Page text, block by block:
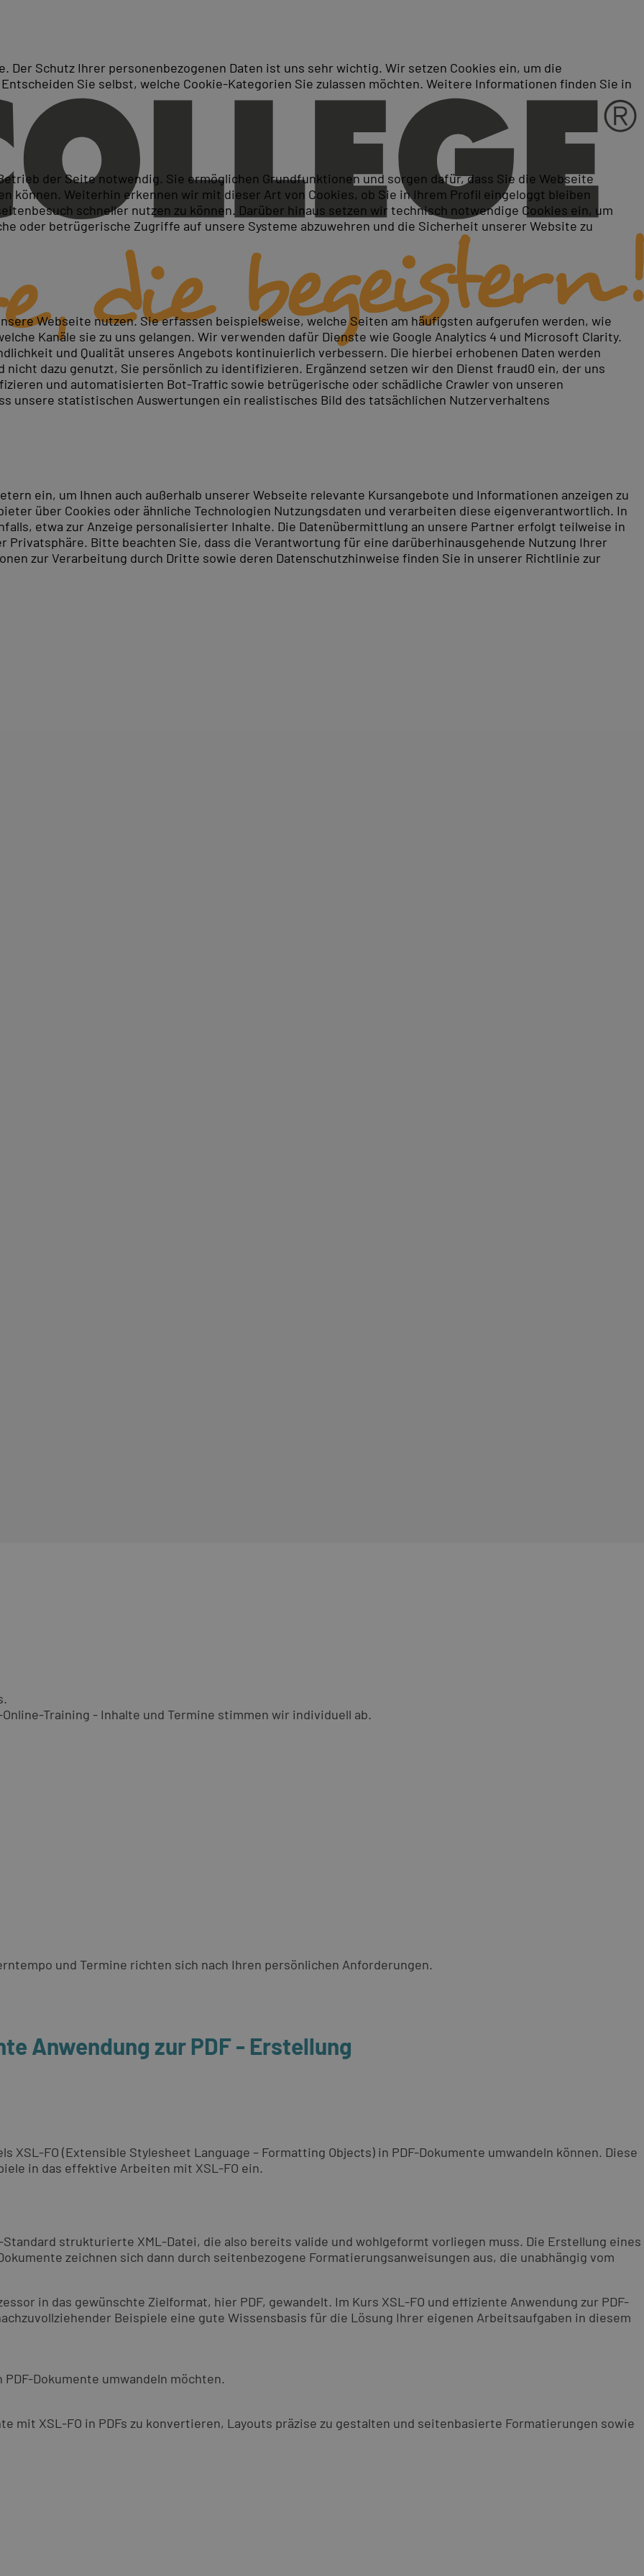
Anwendung zur PDF - Erstellung
– ideal für den Erfahrungsaustausch und neue Impulse.
Training - Inhalte und Termine stimmen wir individuell ab.
und Termine richten sich nach Ihren persönlichen Anforderungen.
Anwendung zur PDF - Erstellung
XSL-FO (Extensible Stylesheet Language – Formatting Objects) in PDF-Dokumente umwandeln können. Diese
in das effektive Arbeiten mit XSL-FO ein.
strukturierte XML-Datei, die also bereits valide und wohlgeformt vorliegen muss. Die Erstellung eines
zeichnen sich dann durch seitenbezogene Formatierungsanweisungen aus, die unabhängig vom
in das gewünschte Zielformat, hier PDF, gewandelt. Im Kurs XSL-FO und effiziente Anwendung zur PDF-
Beispiele eine gute Wissensbasis für die Lösung Ihrer eigenen Arbeitsaufgaben in diesem
Dokumente umwandeln möchten.
mit XSL-FO in PDFs zu konvertieren, Layouts präzise zu gestalten und seitenbasierte Formatierungen sowie
Der Schutz Ihrer personenbezogenen Daten ist uns sehr wichtig. Wir setzen Cookies ein, um die
Sie selbst, welche Cookie-Kategorien Sie zulassen möchten. Weitere Informationen finden Sie in
der Seite notwendig. Sie ermöglichen Grundfunktionen und sorgen dafür, dass Sie die Webseite
können. Weiterhin erkennen wir mit dieser Art von Cookies, ob Sie in Ihrem Profil eingeloggt bleiben
schneller nutzen zu können. Darüber hinaus setzen wir technisch notwendige Cookies ein, um
oder betrügerische Zugriffe auf unsere Systeme abzuwehren und die Sicherheit unserer Website zu
Webseite nutzen. Sie erfassen beispielsweise, welche Seiten am häufigsten aufgerufen werden, wie
Kanäle sie zu uns gelangen. Wir verwenden dafür Dienste wie Google Analytics 4 und Microsoft Clarity.
und Qualität unseres Angebots kontinuierlich verbessern. Die hierbei erhobenen Daten werden
dazu genutzt, Sie persönlich zu identifizieren. Ergänzend setzen wir den Dienst fraud0 ein, der uns
und automatisierten Bot-Traffic sowie betrügerische oder schädliche Crawler von unseren
unsere statistischen Auswertungen ein realistisches Bild des tatsächlichen Nutzerverhaltens
ein, um Ihnen auch außerhalb unserer Webseite relevante Kursangebote und Informationen anzeigen zu
über Cookies oder ähnliche Technologien Nutzungsdaten und verarbeiten diese eigenverantwortlich. In
etwa zur Anzeige personalisierter Inhalte. Die Datenübermittlung an unsere Partner erfolgt teilweise in
Privatsphäre. Bitte beachten Sie, dass die Verantwortung für eine darüberhinausgehende Nutzung Ihrer
zur Verarbeitung durch Dritte sowie deren Datenschutzhinweise finden Sie in unserer Richtlinie zur